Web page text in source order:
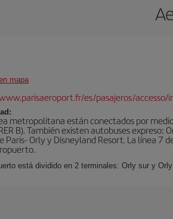
mapa
es/pasajeros/accesso/
metropolitana están conectados por
B). También existen autobuses expreso:
Paris- Orly y Disneyland Resort. La línea
está dividido en 2 terminales: Orly sur y